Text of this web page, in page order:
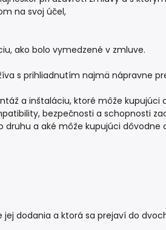
na svoj účel,
ako bolo vymedzené v zmluve.
s prihliadnutím najmä nápravne
a inštaláciu, ktoré môže kupujúci
bezpečnosti a schopnosti
a aké môže kupujúci
dodania a ktorá sa prejaví do